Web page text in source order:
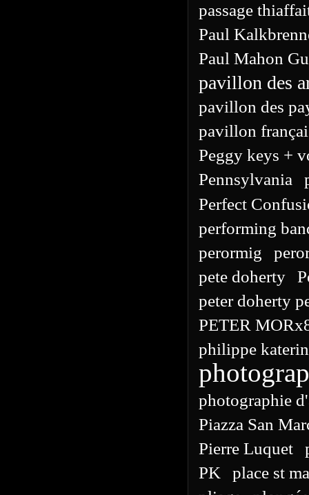
passage
Paul
Paul Mahon
pavillon des
pavillon des
pavillon
Peggy keys +
Pennsylvania
Perfect
performing
perormig
pete doherty
peter doherty
PETER
philippe
photographie
Piazza San
Pierre Luquet
PK
place st